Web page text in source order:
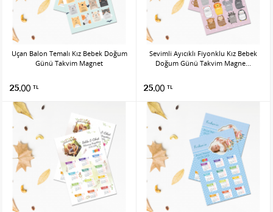
Uçan Balon Temalı Kız Bebek Doğum
Günü Takvim Magnet
25.00 TL
Sevimli Ayıcıklı Fiyonklu Kız Bebek
Doğum Günü Takvim Magne...
25.00 TL